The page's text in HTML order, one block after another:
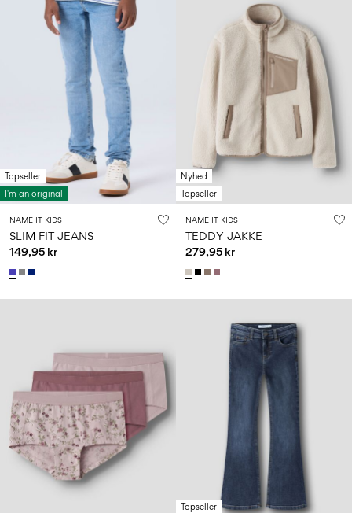
Topseller
I'm an original
NAME IT KIDS
SLIM FIT JEANS
149,95 kr
Nyhed
Topseller
NAME IT KIDS
TEDDY JAKKE
279,95 kr
Topseller